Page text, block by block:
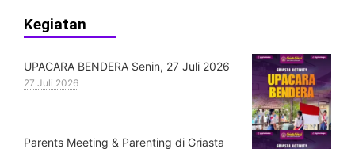
Kegiatan
UPACARA BENDERA Senin, 27 Juli 2026
27 Juli 2026
Parents Meeting & Parenting di Griasta